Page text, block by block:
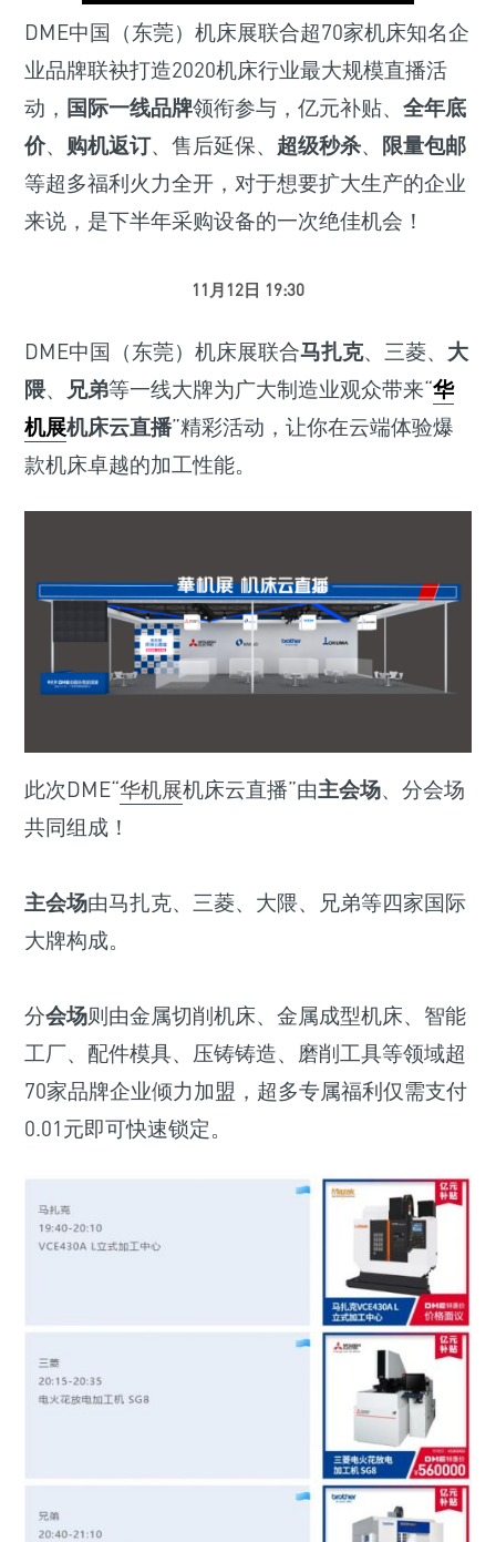
DME中国（东莞）机床展联合超70家机床知名企
业品牌联袂打造2020机床行业最大规模直播活
动， 国际一线品牌领衔参与，亿元补贴、 全年底
价、 购机返订、售后延保、 超级秒杀
限量包邮
等超多福利火力全开，对于想要扩大生产的企业
来说，是下半年采购设备的一次绝佳机会！
11月12日 19:30
DME中国（东莞）机床展联合马扎克、三菱、 大
隈、 兄弟等一线大牌为广大制造业观众带来“华
机展机床云直播”精彩活动，让你在云端体验爆
款机床卓越的加工性能。
此次DME“华机展机床云直播”由主会场、分会场
共同组成！
主会场由马扎克、三菱、大隈、兄弟等四家国际
大牌构成。
分会场则由金属切削机床、金属成型机床、智能
工厂、配件模具、压铸铸造、磨削工具等领域超
70家品牌企业倾力加盟，超多专属福利仅需支付
0.01元即可快速锁定。